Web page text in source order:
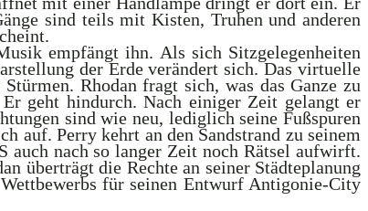
sind teils mit Kisten, Truhen und anderen
empfängt ihn. Als sich Sitzgelegenheiten
der Erde verändert sich. Das virtuelle
Rhodan fragt sich, was das Ganze zu
geht hindurch. Nach einiger Zeit gelangt er
sind wie neu, lediglich seine Fußspuren
auf. Perry kehrt an den Sandstrand zu seinem
auch nach so langer Zeit noch Rätsel aufwirft.
überträgt die Rechte an seiner Städteplanung
für seinen Entwurf Antigonie-City